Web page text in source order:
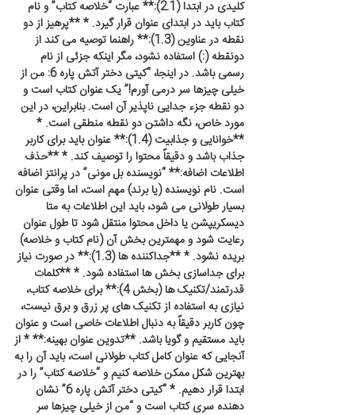
کلیدی در ابتدا (2.1):** عبارت “خلاصه کتاب” و نام
کتاب باید در ابتدای عنوان قرار گیرد. * **پرهیز از دو
نقطه در عناوین (1.3):** راهنما توصیه می کند از
دونقطه (:) استفاده نشود، مگر اینکه جزئی از نام
رسمی باشد. در اینجا، “کیتی دختر آتش پاره 6: من از
خیلی چیزها سر درمی آورم!” یک عنوان کتاب است و
دو نقطه جزء جدایی ناپذیر آن است. بنابراین، در این
مورد خاص، نگه داشتن دو نقطه منطقی است. *
**خوانایی و جذابیت (1.4):** عنوان باید برای کاربر
جذاب باشد و دقیقاً محتوا را توصیف کند. * **حذف
اطلاعات اضافه:** “نویسنده بل مونی” در پرانتز اضافه
است. نام نویسنده (یا برند) مهم است، اما وقتی عنوان
بسیار طولانی می شود، باید این اطلاعات به متا
دیسکریپشن یا داخل محتوا منتقل شود تا طول عنوان
رعایت شود و مهمترین بخش آن (نام کتاب و خلاصه)
بریده نشود. * **جداکننده ها (1.3):** در صورت نیاز
برای جداسازی بخش ها استفاده شود. * **کلمات
قدرتمند/تکنیک ها (بخش 4):** برای خلاصه کتاب،
نیازی به استفاده از تکنیک های پر زرق و برق نیست،
چون کاربر دقیقاً به دنبال اطلاعات خاصی است و عنوان
باید مستقیم و گویا باشد. **تدوین عنوان بهینه:** * از
آنجایی که عنوان کامل کتاب طولانی است، باید آن را به
بهترین شکل ممکن خلاصه کنیم و “خلاصه کتاب” را در
ابتدا قرار دهیم. * “کیتی دختر آتش پاره 6” نشان
دهنده سری کتاب است و “من از خیلی چیزها سر